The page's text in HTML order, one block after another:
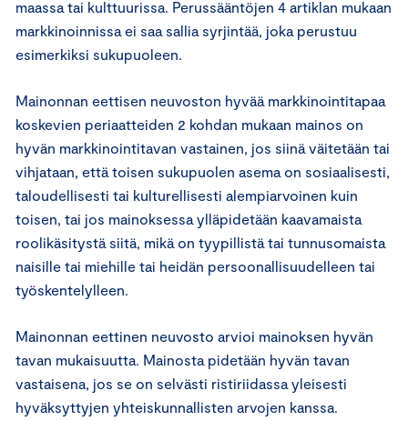
maassa tai kulttuurissa. Perussääntöjen 4 artiklan mukaan
markkinoinnissa ei saa sallia syrjintää, joka perustuu
esimerkiksi sukupuoleen.
Mainonnan eettisen neuvoston hyvää markkinointitapaa
koskevien periaatteiden 2 kohdan mukaan mainos on
hyvän markkinointitavan vastainen, jos siinä väitetään tai
vihjataan, että toisen sukupuolen asema on sosiaalisesti,
taloudellisesti tai kulturellisesti alempiarvoinen kuin
toisen, tai jos mainoksessa ylläpidetään kaavamaista
roolikäsitystä siitä, mikä on tyypillistä tai tunnusomaista
naisille tai miehille tai heidän persoonallisuudelleen tai
työskentelylleen.
Mainonnan eettinen neuvosto arvioi mainoksen hyvän
tavan mukaisuutta. Mainosta pidetään hyvän tavan
vastaisena, jos se on selvästi ristiriidassa yleisesti
hyväksyttyjen yhteiskunnallisten arvojen kanssa.